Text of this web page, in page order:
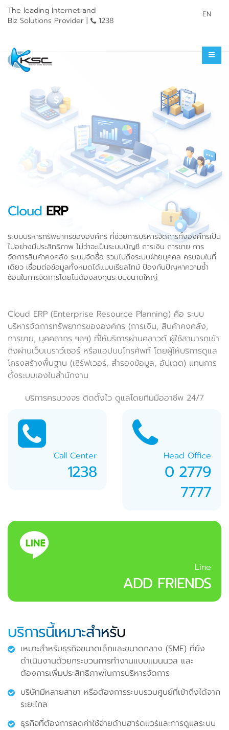
The leading Internet and
Biz Solutions Provider |
1238
EN
Cloud ERP
ระบบบริหารทรัพยากรขององค์กร ที่ช่วยการบริหารจัดการทั้งองค์กรเป็น
ไปอย่างมีประสิทธิภาพ ไม่ว่าจะเป็นระบบบัญชี การเงิน การขาย การ
จัดการสินค้าคงคลัง ระบบจัดซื้อ รวมไปถึงระบบฝ่ายบุคคล ครบจบในที่
เดียว เชื่อมต่อข้อมูลทั้งหมดได้แบบเรียลไทม์ ป้องกันปัญหาความซ้ำ
ซ้อนในการจัดการโดยไม่ต้องลงทุนระบบขนาดใหญ่
Cloud ERP (Enterprise Resource Planning) คือ ระบบ
บริหารจัดการทรัพยากรขององค์กร (การเงิน, สินค้าคงคลัง,
การขาย, บุคคลากร ฯลฯ) ที่ให้บริการผ่านคลาวด์ ผู้ใช้สามารถเข้า
ถึงผ่านเว็บเบราว์เซอร์ หรือแอปบนโทรศัพท์ โดยผู้ให้บริการดูแล
โครงสร้างพื้นฐาน (เซิร์ฟเวอร์, สำรองข้อมูล, อัปเดต) แทนการ
ตั้งระบบเองในสำนักงาน
บริการครบวงจร ติดตั้งไว ดูแลโดยทีมมืออาชีพ 24/7
Call Center
1238
Head Office
0 2779
7777
Line
ADD FRIENDS
บริการนี้เหมาะสำหรับ
เหมาะสำหรับธุรกิจขนาดเล็กและขนาดกลาง (SME) ที่ยัง
ดำเนินงานด้วยกระบวนการทำงานแบบแมนนวล และ
ต้องการเพิ่มประสิทธิภาพในการบริหารจัดการ
บริษัทมีหลายสาขา หรือต้องการระบบรวมศูนย์ที่เข้าถึงได้จาก
ระยะไกล
ธุรกิจที่ต้องการลดค่าใช้จ่ายด้านฮาร์ดแวร์และการดูแลระบบ